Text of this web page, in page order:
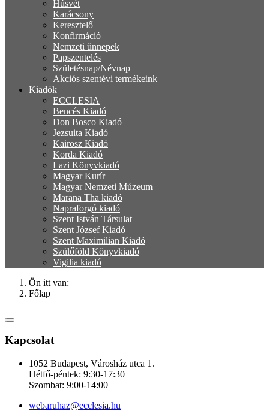
Húsvét
Karácsony
Keresztelő
Konfirmáció
Nemzeti ünnepek
Papszentelés
Születésnap/Névnap
Akciós szentévi termékeink
Kiadók
ECCLESIA
Bencés Kiadó
Don Bosco Kiadó
Jezsuita Kiadó
Kairosz Kiadó
Korda Kiadó
Lazi Könyvkiadó
Magyar Kurír
Magyar Nemzeti Múzeum
Marana Tha kiadó
Napraforgó kiadó
Szent István Társulat
Szent József Kiadó
Szent Maximilian Kiadó
Szülőföld Könyvkiadó
Vigilia kiadó
Ön itt van:
Főlap
Kapcsolat
1052 Budapest, Városház utca 1.
Hétfő-péntek: 9:30-17:30
Szombat: 9:00-14:00
webaruhaz@ecclesia.hu